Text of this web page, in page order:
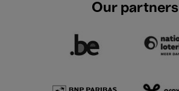
Our partners